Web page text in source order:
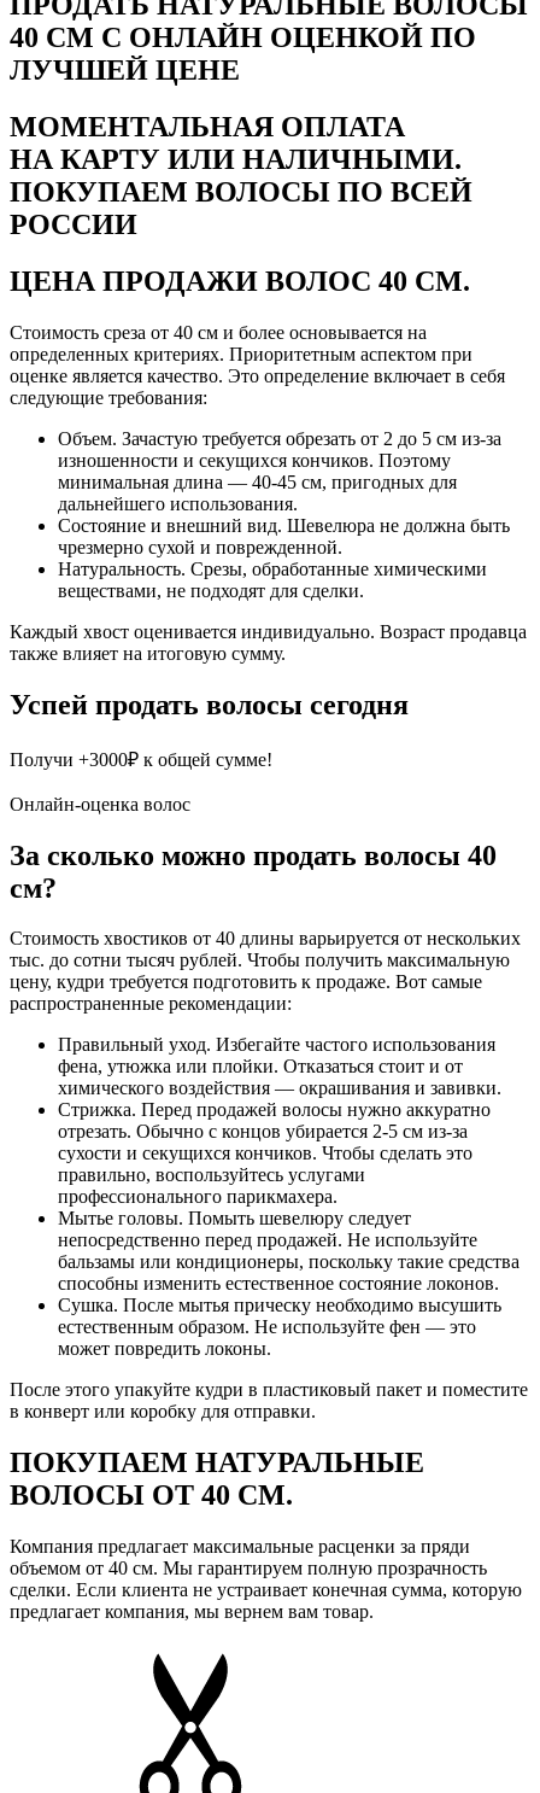
40 СМ С ОНЛАЙН ОЦЕНКОЙ ПО
ЛУЧШЕЙ ЦЕНЕ
МОМЕНТАЛЬНАЯ ОПЛАТА
НА КАРТУ ИЛИ НАЛИЧНЫМИ.
ПОКУПАЕМ ВОЛОСЫ ПО ВСЕЙ
РОССИИ
ЦЕНА ПРОДАЖИ ВОЛОС 40 СМ.
Стоимость среза от 40 см и более основывается на
определенных критериях. Приоритетным аспектом при
оценке является качество. Это определение включает в себя
следующие требования:
Объем. Зачастую требуется обрезать от 2 до 5 см из-за
изношенности и секущихся кончиков. Поэтому
минимальная длина — 40-45 см, пригодных для
дальнейшего использования.
Состояние и внешний вид. Шевелюра не должна быть
чрезмерно сухой и поврежденной.
Натуральность. Срезы, обработанные химическими
веществами, не подходят для сделки.
Каждый хвост оценивается индивидуально. Возраст продавца
также влияет на итоговую сумму.
Успей продать волосы сегодня
Получи +3000₽ к общей сумме!
Онлайн-оценка волос
За сколько можно продать волосы 40
см?
Стоимость хвостиков от 40 длины варьируется от нескольких
тыс. до сотни тысяч рублей. Чтобы получить максимальную
цену, кудри требуется подготовить к продаже. Вот самые
распространенные рекомендации:
Правильный уход. Избегайте частого использования
фена, утюжка или плойки. Отказаться стоит и от
химического воздействия — окрашивания и завивки.
Стрижка. Перед продажей волосы нужно аккуратно
отрезать. Обычно с концов убирается 2-5 см из-за
сухости и секущихся кончиков. Чтобы сделать это
правильно, воспользуйтесь услугами
профессионального парикмахера.
Мытье головы. Помыть шевелюру следует
непосредственно перед продажей. Не используйте
бальзамы или кондиционеры, поскольку такие средства
способны изменить естественное состояние локонов.
Сушка. После мытья прическу необходимо высушить
естественным образом. Не используйте фен — это
может повредить локоны.
После этого упакуйте кудри в пластиковый пакет и поместите
в конверт или коробку для отправки.
ПОКУПАЕМ НАТУРАЛЬНЫЕ
ВОЛОСЫ ОТ 40 СМ.
Компания предлагает максимальные расценки за пряди
объемом от 40 см. Мы гарантируем полную прозрачность
сделки. Если клиента не устраивает конечная сумма, которую
предлагает компания, мы вернем вам товар.